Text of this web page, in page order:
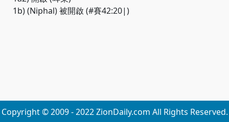
1b) (Niphal) 被開啟 (#賽42:20|)
Copyright © 2009 - 2022 ZionDaily.com All Rights Reserved.